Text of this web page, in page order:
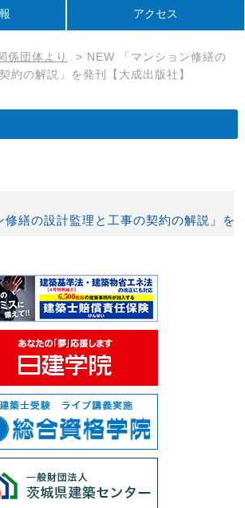
アクセス
係団体より > NEW 「マンション修繕の
約の解説」を発刊【大成出版社】
修繕の設計監理と工事の契約の解説」を